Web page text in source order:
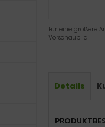
Für eine größere
Vorschaubild
Details